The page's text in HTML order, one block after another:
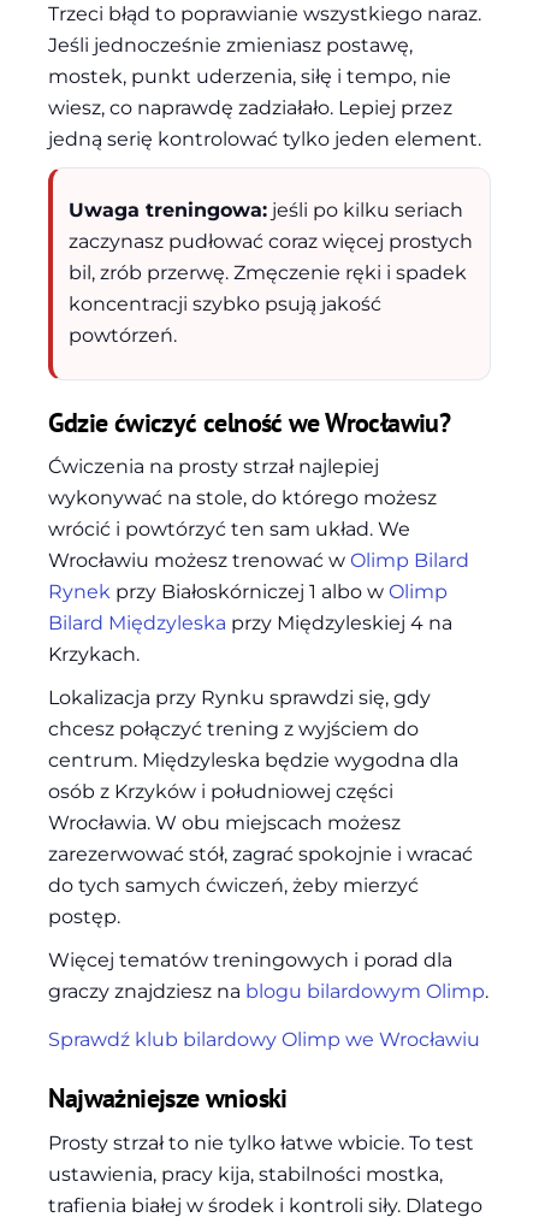
Trzeci błąd to poprawianie wszystkiego naraz.
Jeśli jednocześnie zmieniasz postawę,
mostek, punkt uderzenia, siłę i tempo, nie
wiesz, co naprawdę zadziałało. Lepiej przez
jedną serię kontrolować tylko jeden element.
Uwaga treningowa: jeśli po kilku seriach
zaczynasz pudłować coraz więcej prostych
bil, zrób przerwę. Zmęczenie ręki i spadek
koncentracji szybko psują jakość
powtórzeń.
Gdzie ćwiczyć celność we Wrocławiu?
Ćwiczenia na prosty strzał najlepiej
wykonywać na stole, do którego możesz
wrócić i powtórzyć ten sam układ. We
Wrocławiu możesz trenować wOlimp Bilard
Rynek przy Białoskórniczej 1 albo wOlimp
Bilard Międzyleska przy Międzyleskiej 4 na
Krzykach.
Lokalizacja przy Rynku sprawdzi się, gdy
chcesz połączyć trening z wyjściem do
centrum. Międzyleska będzie wygodna dla
osób z Krzyków i południowej części
Wrocławia. W obu miejscach możesz
zarezerwować stół, zagrać spokojnie i wracać
do tych samych ćwiczeń, żeby mierzyć
postęp.
Więcej tematów treningowych i porad dla
graczy znajdziesz na blogu bilardowym Olimp.
Sprawdź klub bilardowy Olimp we Wrocławiu
Najważniejsze wnioski
Prosty strzał to nie tylko łatwe wbicie. To test
ustawienia, pracy kija, stabilności mostka,
trafienia białej w środek i kontroli siły. Dlatego